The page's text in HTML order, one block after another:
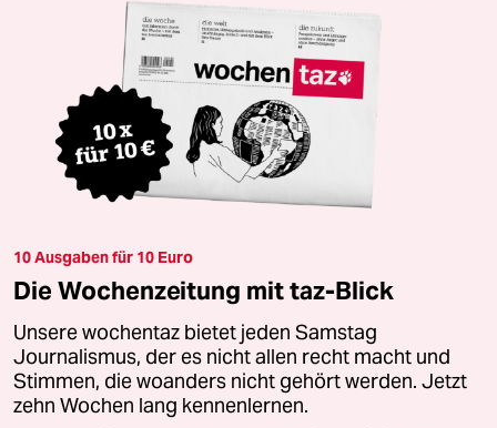
10 Ausgaben für 10 Euro
Die Wochenzeitung mit taz-Blick
Unsere wochentaz bietet jeden Samstag
Journalismus, der es nicht allen recht macht und
Stimmen, die woanders nicht gehört werden. Jetzt
zehn Wochen lang kennenlernen.